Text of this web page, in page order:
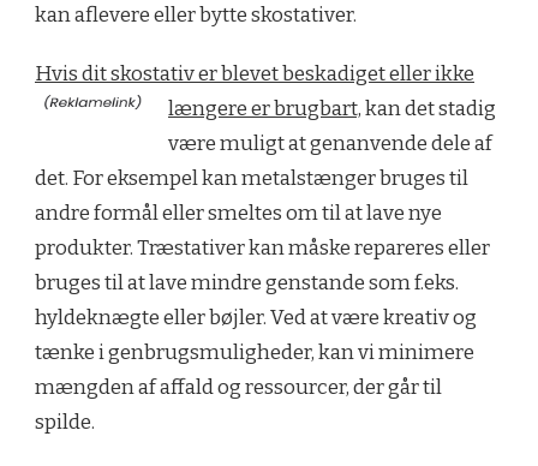
kan aflevere eller bytte skostativer.
Hvis dit skostativ er blevet beskadiget eller ikke
længere er brugbart,kan det stadig
være muligt at genanvende dele af
det. For eksempel kan metalstænger bruges til
andre formål eller smeltes om til at lave nye
produkter. Træstativer kan måske repareres eller
bruges til at lave mindre genstande som f.eks.
hyldeknægte eller bøjler. Ved at være kreativ og
tænke i genbrugsmuligheder, kan vi minimere
mængden af affald og ressourcer, der går til
spilde.